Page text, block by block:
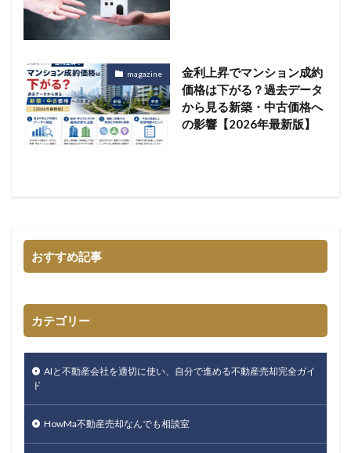
magazine
金利上昇でマンション成約
価格は下がる？過去データ
から見る新築・中古価格へ
の影響【2026年最新版】
おすすめ記事
カテゴリー
AIと不動産会社を適切に使い、自分で進める不動産売却完全ガイ
ド
HowMa不動産売却なんでも相談室